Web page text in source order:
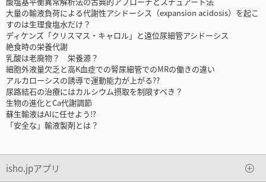
大量の輸液負荷による代謝性アシドーシス（expansion acidosis）を起こ
すのは生理食塩水だけ？
ディケンズ「クリスマス・キャロル」と遠位尿細管アシドーシス
絶食時の栄養代謝
乳酸は老廃物？ 栄養源？
細胞外液量欠乏と高K血症での腎尿細管でのMRの働きの違い
アルカローシスの誘導で運動能力が上がる??
尿路結石の治療にはカルシウム摂取を制限すべき？
生物の進化とCa代謝調節
蘇生輸液はAIに任せよう⁉
「安全な」輸液製剤とは？
isho.jpアプリ